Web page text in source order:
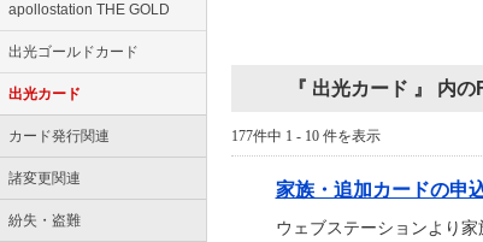
apollostation THE GOLD
出光ゴールドカード
出光カード
カード発行関連
諸変更関連
紛失・盗難
『 出光カード 』 内の
177件中 1 - 10 件を表示
家族・追加カードの申
ウェブステーションより